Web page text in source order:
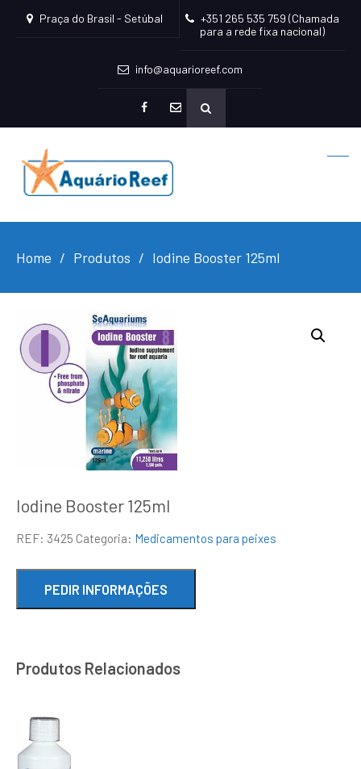
Praça do Brasil - Setúbal
+351 265 535 759 (Chamada
para a rede fixa nacional)
info@aquarioreef.com
mailto
Home Produtos Iodine Booster 125ml
Iodine Booster 125ml
REF: 3425 Categoria: Medicamentos para peixes
Produtos Relacionados